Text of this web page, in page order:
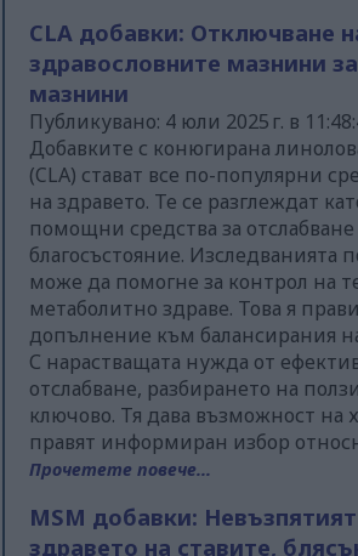
CLA добавки: Отключване
здравословните мазнини
мазнини
Публикувано: 4 юли 2025 г. в
Добавките с конюгирана
(CLA) стават все по-популярни
на здравето. Те се разглеждат
помощни средства за
благосъстояние. Изследванията
може да помогне за контрол на
метаболитно здраве. Това я
допълнение към балансирания
С нарастващата нужда от
отслабване, разбирането на
ключово. Тя дава възможност на
правят информиран избор
Прочетете повече...
MSM добавки:
здравето на ставите,